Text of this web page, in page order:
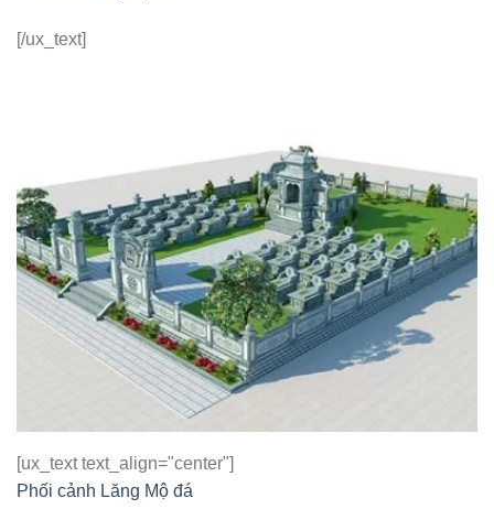
[/ux_text]
[ux_text text_align="center"]
Phối cảnh Lăng Mộ đá